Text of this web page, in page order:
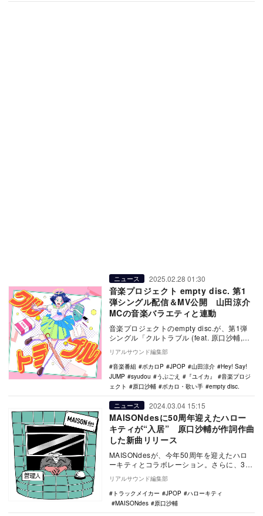
ニュース 2025.02.28 01:30
音楽プロジェクト empty disc. 第1
弾シングル配信＆MV公開 山田涼介
MCの音楽バラエティと連動
音楽プロジェクトのempty disc.が、第1弾
シングル「クルトラブル (feat. 原口沙輔,
『ユイカ』)」を本日2月28…
リアルサウンド編集部
音楽番組
ボカロP JPOP 山田涼介
Hey! Say!
JUMP
syudou うぶごえ 『ユイカ』
音楽プロジ
ェクト
原口沙輔 ボカロ・歌い手 empty disc.
ニュース 2024.03.04 15:15
MAISONdesに50周年迎えたハロー
キティが“入居” 原口沙輔が作詞作曲
した新曲リリース
MAISONdesが、今年50周年を迎えたハロ
ーキティとコラボレーション。さらに、3月
22日に新曲をリリースする。 これは、…
リアルサウンド編集部
トラックメイカー
JPOP
ハローキティ
MAISONdes
原口沙輔